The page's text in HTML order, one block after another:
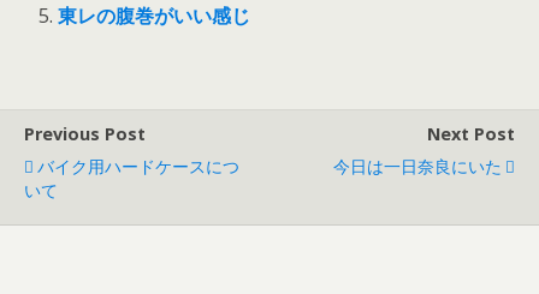
東レの腹巻がいい感じ
Previous Post
バイク用ハードケースにつ
いて
Next Post
今日は一日奈良にいた